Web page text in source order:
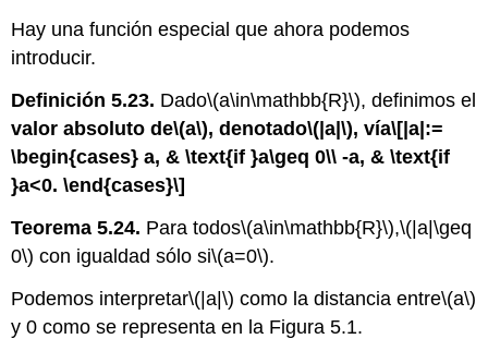
Hay una función especial que ahora podemos
introducir.
Definición 5.23. Dado\(a\in\mathbb{R}\), definimos el
valor absoluto de\(a\), denotado\(|a|\), vía\[|a|:=
\begin{cases} a, & \text{if }a\geq 0\\ -a, & \text{if
}a<0. \end{cases}\]
Teorema 5.24. Para todos\(a\in\mathbb{R}\),\(|a|\geq
0\) con igualdad sólo si\(a=0\).
Podemos interpretar\(|a|\) como la distancia entre\(a\)
y 0 como se representa en la Figura 5.1.